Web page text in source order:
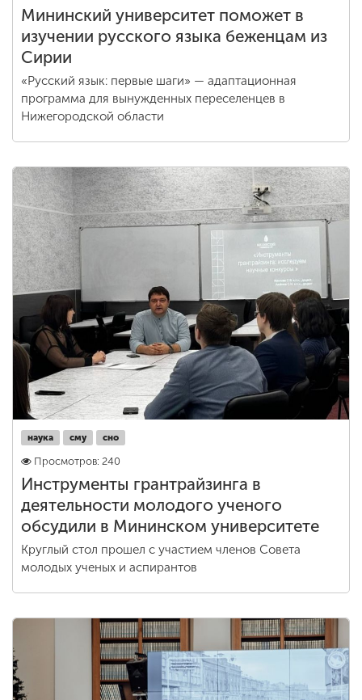
Мининский университет поможет в
изучении русского языка беженцам из
Сирии
«Русский язык: первые шаги» — адаптационная
программа для вынужденных переселенцев в
Нижегородской области
наука сму сно
Просмотров: 240
Инструменты грантрайзинга в
деятельности молодого ученого
обсудили в Мининском университете
Круглый стол прошел с участием членов Совета
молодых ученых и аспирантов